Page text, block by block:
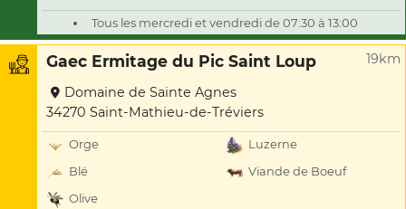
Tous les mercredi et vendredi de 07:30 à 13:00
Gaec Ermitage du Pic Saint Loup 19km
Domaine de Sainte Agnes
34270 Saint-Mathieu-de-Tréviers
Orge
Luzerne
Blé
Viande de Boeuf
Olive